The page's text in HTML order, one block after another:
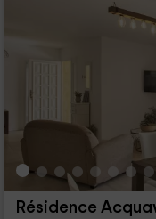
Résidence